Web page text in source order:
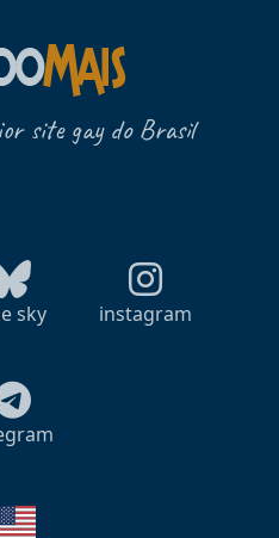
site gay do Brasil
sky instagram